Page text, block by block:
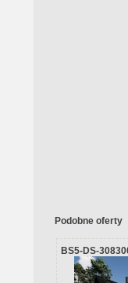
Podobne oferty
BS5-DS-